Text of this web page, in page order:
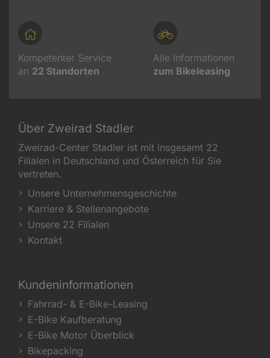
Kompetenter Service
an 22 Standorten
Alle Informationen
zum Bikeleasing
Über Zweirad Stadler
Zweirad-Center Stadler ist mit insgesamt 22
Filialen in Deutschland und Österreich für Sie
vertreten.
Unsere Unternehmensgeschichte
Karriere & Stellenangebote
Unsere 22 Filialen
Kontakt
Kundeninformationen
Fahrrad- & E-Bike-Leasing
E-Bike Kaufberatung
E-Bike Motor Überblick
Bikepacking